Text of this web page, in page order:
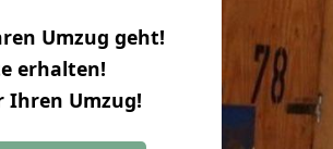
Umzug geht!
erhalten!
Ihren Umzug!